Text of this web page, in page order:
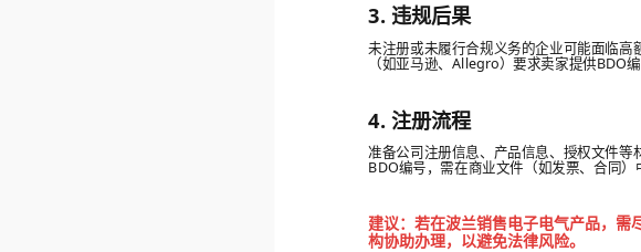
3. 违规后果
未注册或未履行合规义务的企业可能面临
（如亚马逊、Allegro）要求卖家提供BDO
4. 注册流程
准备公司注册信息、产品信息、授权文件
BDO编号，需在商业文件（如发票、合同）
建议：若在波兰销售电子电气产品，需
构协助办理，以避免法律风险。